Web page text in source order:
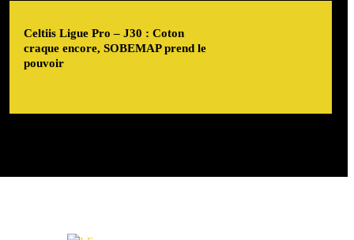
Celtiis Ligue Pro – J30 : Coton
craque encore, SOBEMAP prend le
pouvoir